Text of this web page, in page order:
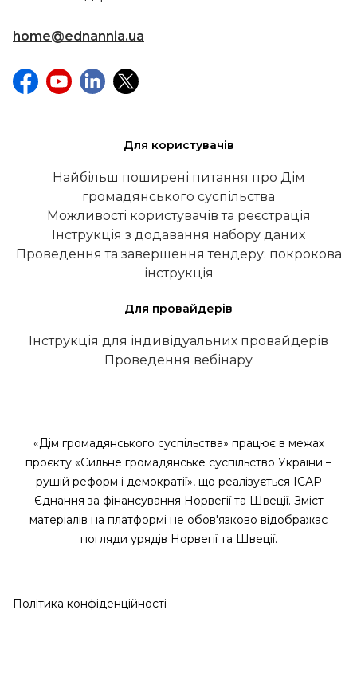
home@ednannia.ua
Для користувачів
Найбільш поширені питання про Дім
громадянського суспільства
Можливості користувачів та реєстрація
Інструкція з додавання набору даних
Проведення та завершення тендеру: покрокова
інструкція
Для провайдерів
Інструкція для індивідуальних провайдерів
Проведення вебінару
«Дім громадянського суспільства» працює в межах
проєкту «Сильне громадянське суспільство України –
рушій реформ і демократії», що реалізується ІСАР
Єднання за фінансування Норвегії та Швеції. Зміст
матеріалів на платформі не обов'язково відображає
погляди урядів Норвегії та Швеції.
Політика конфіденційності